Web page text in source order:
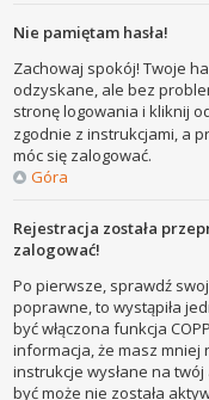
Nie pamiętam hasła!
Zachowaj spokój! Twoje
odzyskane, ale bez
stronę logowania i kliknij
zgodnie z instrukcjami, a
móc się zalogować.
Góra
Rejestracja została
zalogować!
Po pierwsze, sprawdź
poprawne, to wystąpiła
być włączona funkcja
informacja, że masz mniej
instrukcje wysłane na twój
być może nie została